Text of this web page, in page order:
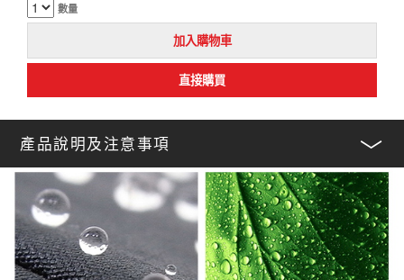
數量
產品說明及注意事項 ﹀